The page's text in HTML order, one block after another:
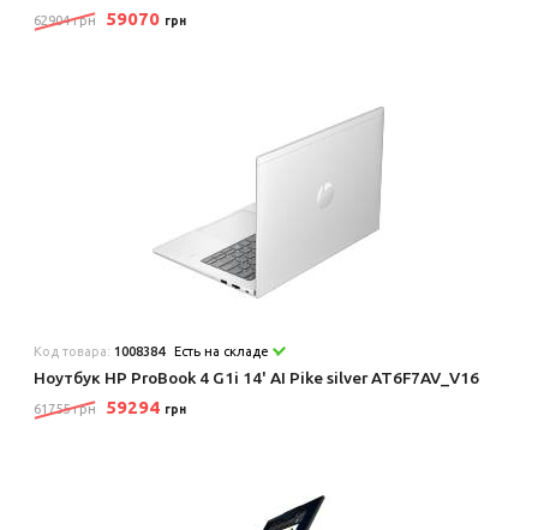
62904 грн 59070 грн
Код товара: 1008384 Есть на складе
Ноутбук HP ProBook 4 G1i 14' AI Pike silver AT6F7AV_V16
61755 грн 59294 грн